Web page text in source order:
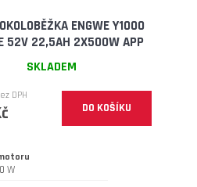
ENGWE Y1000
52V 22,5AH 2X500W APP
SKLADEM
DPH
DO KOŠÍKU
W